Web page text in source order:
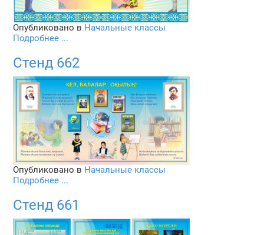
Опубликовано в Начальные классы
Подробнее ...
Стенд 662
Опубликовано в Начальные классы
Подробнее ...
Стенд 661